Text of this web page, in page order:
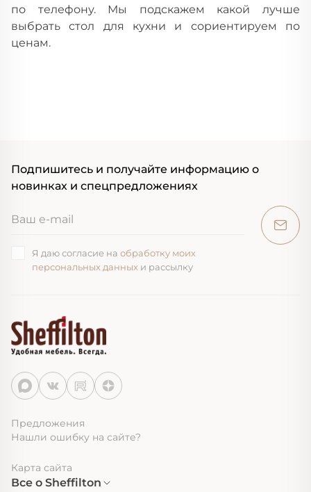
по телефону. Мы подскажем какой лучше
выбрать стол для кухни и сориентируем по
ценам.
Подпишитесь и получайте информацию о
новинках и спецпредложениях
Я даю согласие на обработку моих
персональных данных и рассылку
Предложения
Нашли ошибку на сайте?
Карта сайта
Все о Sheffilton